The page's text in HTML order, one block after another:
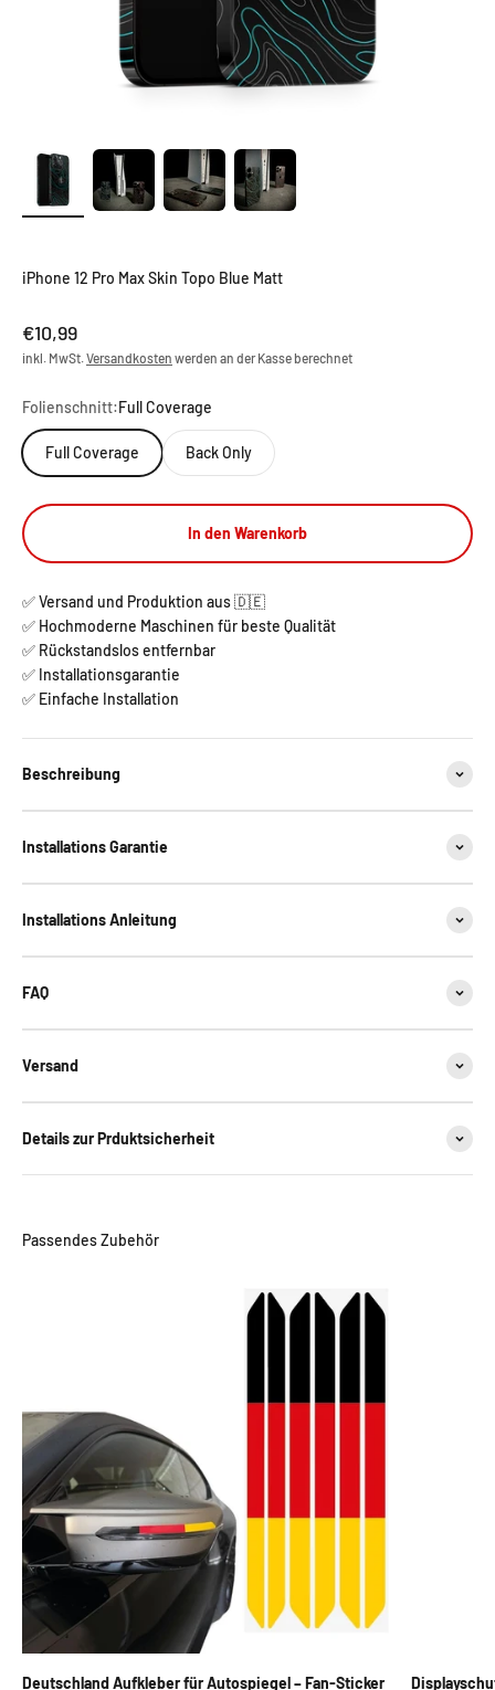
iPhone 12 Pro Max Skin Topo Blue Matt
Angebot
€10,99
inkl. MwSt.Versandkosten werden an der Kasse berechnet
Folienschnitt:Full Coverage
Full Coverage Back Only
In den Warenkorb
✅ Versand und Produktion aus 🇩🇪
✅ Hochmoderne Maschinen für beste Qualität
✅ Rückstandslos entfernbar
✅ Installationsgarantie
✅ Einfache Installation
Beschreibung
Installations Garantie
Installations Anleitung
FAQ
Versand
Details zur Prduktsicherheit
Passendes Zubehör
Deutschland Aufkleber für Autospiegel – Fan-Sticker